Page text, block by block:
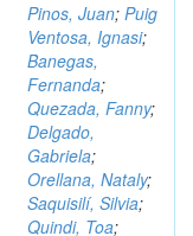
Pinos, Juan; Puig
Ventosa, Ignasi;
Banegas,
Fernanda;
Quezada, Fanny;
Delgado,
Gabriela;
Orellana, Nataly;
Saquisilí, Silvia;
Quindi, Toa;